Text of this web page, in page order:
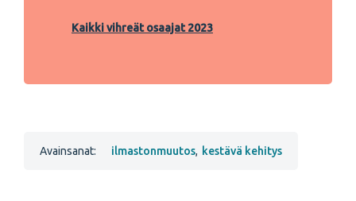
Kaikki vihreät osaajat 2023
Avainsanat: ilmastonmuutos, kestävä kehitys